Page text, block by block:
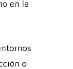
en la
o